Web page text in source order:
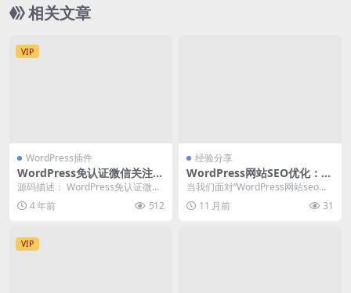
相关文章
VIP
WordPress插件
WordPress免认证微信关注登
陆插件 Erphp Weixin Scan
源码描述： WordPress免认证微信
关注登陆插件，个人用户无需申请
服务号以及...
4 年前 512
经验分享
WordPress网站SEO优化：如
何提升网站排名与流量获取
当我们面对”WordPress网站seo优
化如何提升网站排名与流量获...
11 月前 31
VIP